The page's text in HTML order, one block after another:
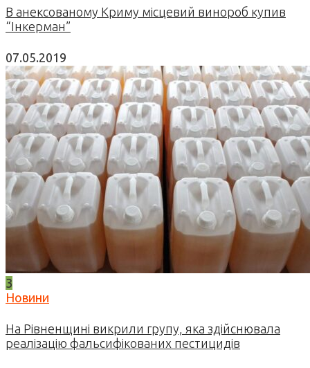
В анексованому Криму місцевий винороб купив
“Інкерман”
07.05.2019
3
Новини
На Рівненщині викрили групу, яка здійснювала
реалізацію фальсифікованих пестицидів